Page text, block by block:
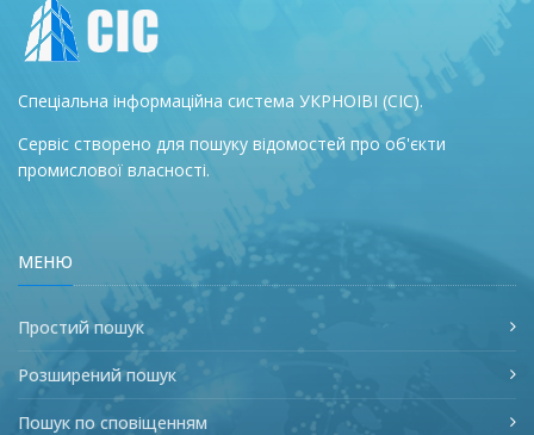
Спеціальна інформаційна система УКРНОІВІ (СІС).
Сервіс створено для пошуку відомостей про об'єкти
промислової власності.
МЕНЮ
Простий пошук
Розширений пошук
Пошук по сповіщенням